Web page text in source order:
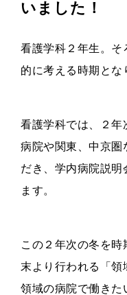
いました！
看護学科２年生。そ
的に考える時期とな
看護学科では、２年
病院や関東、中京圏
だき、学内病院説
ます。
この２年次の冬を時
末より行われる「
領域の病院で働きた